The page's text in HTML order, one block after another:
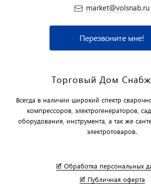
market@volsnab.ru
Перезвоните мне!
Торговый Дом
Всегда в наличии широкий спектр
компрессоров, электрогенераторов,
оборудования, инструмента, а так же
электротоваров.
🗹 Обработка персональных
🗹 Публичная оферта